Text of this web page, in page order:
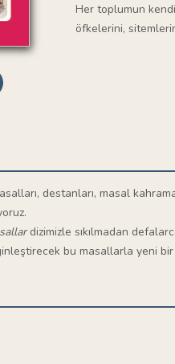
Her toplumun
öfkelerini,
destanları, masal
dizimizle sıkılmadan
bu masallarla yeni bir